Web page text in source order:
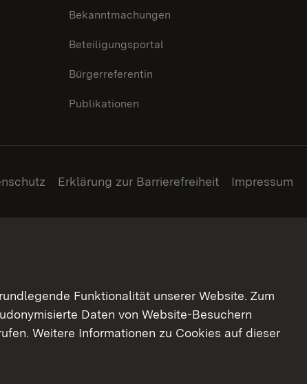
Bekanntmachungen
Beteiligungsportal
Bürgerreferentin
Publikationen
Erklärung zur Barrierefreiheit Impressum
Funktionalität unserer Website. Zum
Daten von Website-Besuchern
Weitere Informationen zu Cookies auf dieser